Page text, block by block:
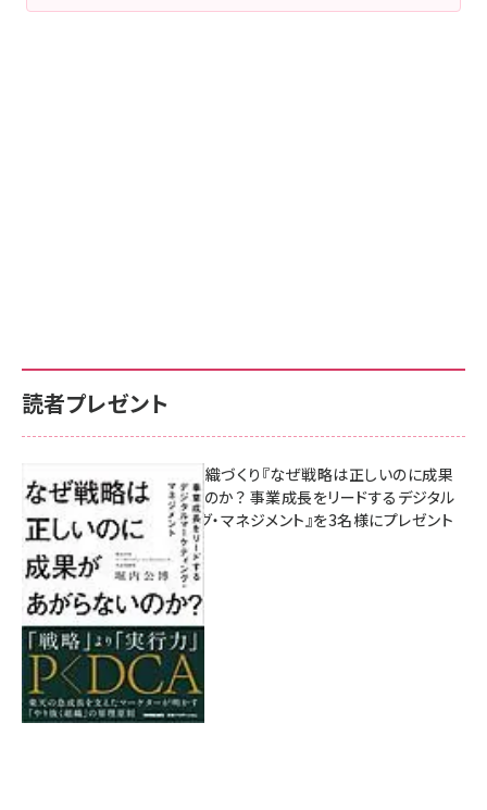
読者プレゼント
成果を生む組織づくり『なぜ戦略は正しいのに成果
があがらないのか？ 事業成長をリードするデジタル
マーケティング・マネジメント』を3名様にプレゼント
8月7日 10:00